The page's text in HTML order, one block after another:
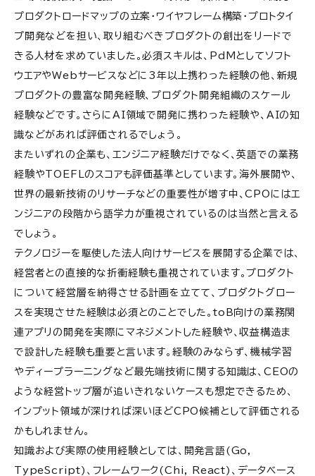
プロダクトロードマップの立案・ワイヤフレーム構築・プロトタイ
プ開発などを担い、取り組むべきプロダクトの創出をリードで
きる人材を求めていました。必須スキルは、PdMとしてソフト
ウエアやWebサービスなどに3年以上携わった経験の他、新規
プロダクトの豊富な開発経験、プロダクト開発組織のスケール
経験などです。さらにAI領域で開発に携わった経験や、AIの知
識などがあれば評価されるでしょう。
またいずれの企業も、エンジニア経験だけでなく、英語での業務
経験やTOEFLのスコアも評価基準としています。海外展開や、
世界の最新技術のリサーチなどの重要性が増す中、CPOにはエ
ンジニアの段階から語学力が重視されているのは当然と言える
でしょう。
テクノロジーを駆使した法人向けサービスを展開する企業では、
経営者との直接的な折衝経験も重視されています。プロダクト
について経営層を納得させる計画を立てて、プロダクトグロー
スを実現させた経験は必須とのことでした。toB向けの業務関
連アプリの開発を実際にマネジメントした経験や、収益構造ま
で設計した経験も重要と言います。経験のみならず、機械学習
やディープラーニングなど最先端技術に関する知識は、CEOの
ような経営トップ層が追いきれないケースも想定できるため、
インプット領域が深ければ深いほどCPO候補として評価される
かもしれません。
知識および実際の使用経験としては、開発言語(Go,
TypeScript)、フレームワーク(Chi, React)、データベース